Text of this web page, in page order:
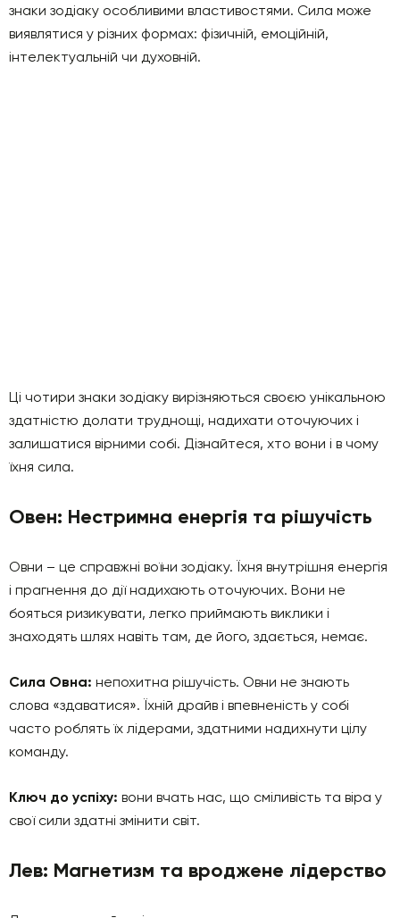
знаки зодіаку особливими властивостями. Сила може
виявлятися у різних формах: фізичній, емоційній,
інтелектуальній чи духовній.
Ці чотири знаки зодіаку вирізняються своєю унікальною
здатністю долати труднощі, надихати оточуючих і
залишатися вірними собі. Дізнайтеся, хто вони і в чому
їхня сила.
Овен: Нестримна енергія та рішучість
Овни – це справжні воїни зодіаку. Їхня внутрішня енергія
і прагнення до дії надихають оточуючих. Вони не
бояться ризикувати, легко приймають виклики і
знаходять шлях навіть там, де його, здається, немає.
Сила Овна: непохитна рішучість. Овни не знають
слова «здаватися». Їхній драйв і впевненість у собі
часто роблять їх лідерами, здатними надихнути цілу
команду.
Ключ до успіху: вони вчать нас, що сміливість та віра у
свої сили здатні змінити світ.
Лев: Магнетизм та вроджене лідерство